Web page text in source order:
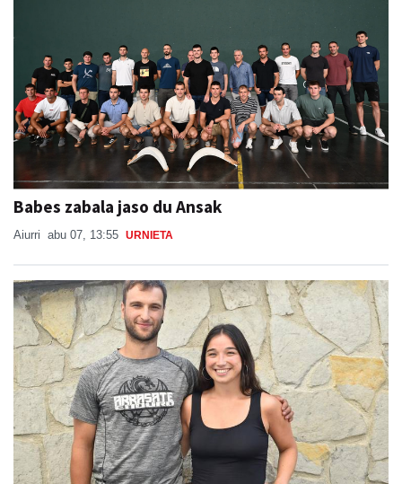
Babes zabala jaso du Ansak
Aiurri abu 07, 13:55 URNIETA